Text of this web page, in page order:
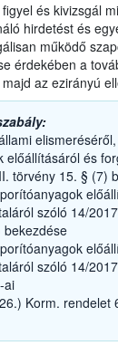
és kivizsgál
hirdetést és
működő
érdekében a
az ezirányú
előállításáról és
törvény 15. § (7)
szóló 14/
bekezdése
szóló 14/
ai
Korm. rendelet